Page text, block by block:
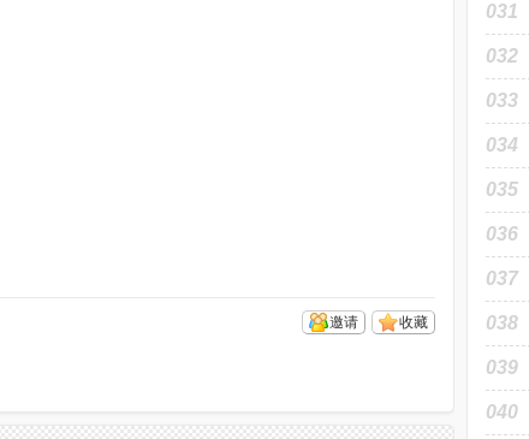
收藏
邀请
031
032
033
034
035
036
037
038
039
040